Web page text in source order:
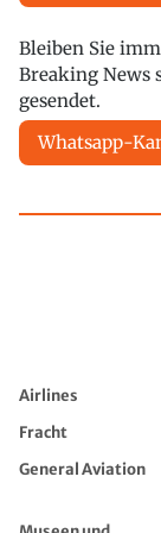
Bleiben Sie
Breaking News
gesendet.
Whatsapp-
Airlines
Fracht
General Aviation